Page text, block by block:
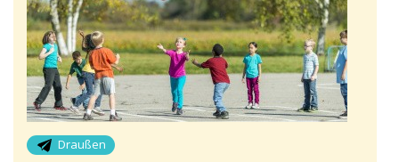
Draußen